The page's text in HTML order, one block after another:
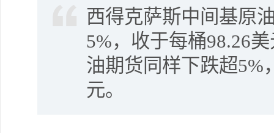
西得克萨斯中间基原
5%，收于每桶98.26
油期货同样下跌超5%
元。